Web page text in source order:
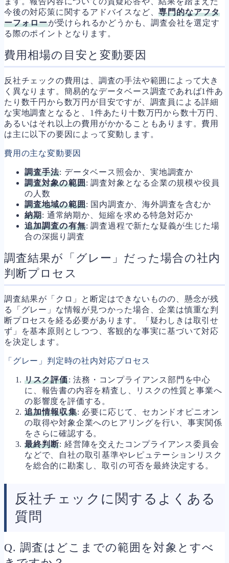
今後の対応策に関するアドバイスなど、専門的なアフタ
ーフォローが受けられるかどうかも、調査会社を選定す
る際のポイントとなります。
費用相場の目安と変動要因
反社チェックの費用は、調査の手法や範囲によって大き
く異なります。簡易的なデータベース調査であれば1件あ
たり数千円から数万円が目安ですが、調査員による詳細
な実地調査となると、1件あたり十数万円から数十万円、
あるいはそれ以上の費用がかかることもあります。費用
は主に以下の要因によって変動します。
費用の主な変動要因
調査手法: データベース照会か、実地調査か
調査対象の範囲: 調査対象となる企業の規模や役員
の人数
調査地域の範囲: 国内調査か、海外調査を含むか
納期: 通常納期か、短縮を求める特急対応か
追加調査の有無: 調査過程で新たな疑義が生じた場
合の深掘り調査
調査結果が「グレー」だった場合の社内
判断プロセス
調査結果が「クロ」と断定はできないものの、懸念が残
る「グレー」な情報が見つかった場合、企業は慎重な判
断プロセスを経る必要があります。「疑わしきは取引せ
ず」を基本原則としつつ、客観的な事実に基づいて対応
を決定します。
「グレー」判定時の社内対応プロセス
リスク評価: 法務・コンプライアンス部門を中心
に、報告書の内容を精査し、リスクの性質と事業へ
の影響度を評価する。
追加情報収集: 必要に応じて、セカンドオピニオン
の取得や対象企業へのヒアリングを行い、事実関係
をさらに確認する。
最終判断: 経営陣を交えたコンプライアンス委員会
などで、自社の取引基準やレピュテーションリスク
を総合的に勘案し、取引の可否を最終決定する。
反社チェックに関するよくある
質問
Q. 調査はどこまでの範囲を対象とすべ